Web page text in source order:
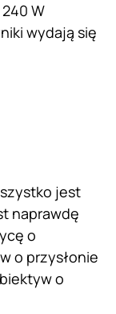
W
wydają się
jest
naprawdę
o
o przysłonie
o